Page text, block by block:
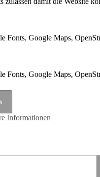
Fonts, Google Maps,
Fonts, Google Maps,
Informationen